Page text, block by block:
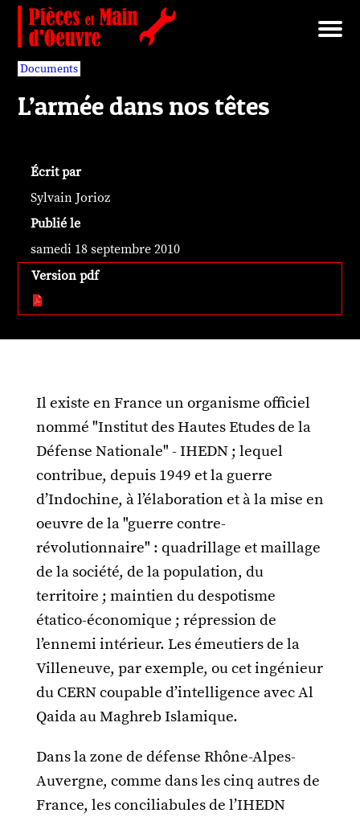
Brut/Archives
Faits divers
Nécrotechnologies
Documents
Librairie/Service Compris
Pièces détachées
Documents
L’armée dans nos têtes
Écrit par
Sylvain Jorioz
Publié le
samedi 18 septembre 2010
Version pdf
Il existe en France un organisme officiel
nommé "Institut des Hautes Etudes de la
Défense Nationale" - IHEDN ; lequel
contribue, depuis 1949 et la guerre
d’Indochine, à l’élaboration et à la mise en
oeuvre de la "guerre contre-
révolutionnaire" : quadrillage et maillage
de la société, de la population, du
territoire ; maintien du despotisme
étatico-économique ; répression de
l’ennemi intérieur. Les émeutiers de la
Villeneuve, par exemple, ou cet ingénieur
du CERN coupable d’intelligence avec Al
Qaida au Maghreb Islamique.
Dans la zone de défense Rhône-Alpes-
Auvergne, comme dans les cinq autres de
France, les conciliabules de l’IHEDN